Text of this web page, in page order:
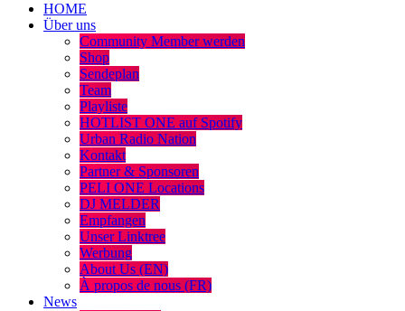
HOME
Über uns
Community Member werden
Shop
Sendeplan
Team
Playliste
HOTLIST ONE auf Spotify
Urban Radio Nation
Kontakt
Partner & Sponsoren
PELI ONE Locations
DJ MELDER
Empfangen
Unser Linktree
Werbung
About Us (EN)
À propos de nous (FR)
News